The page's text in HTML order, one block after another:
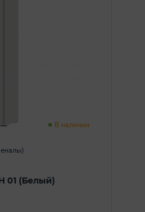
В наличии
01 (Белый)